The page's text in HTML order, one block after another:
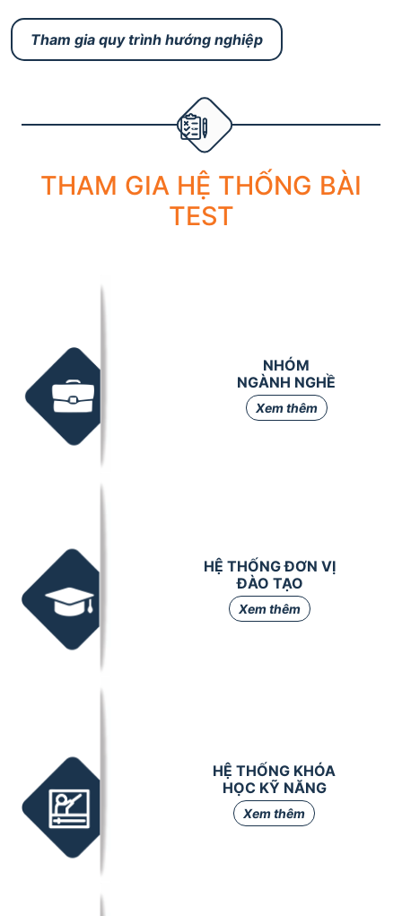
Tham gia quy trình hướng nghiệp
THAM GIA HỆ THỐNG BÀI
TEST
NHÓM
NGÀNH NGHỀ
Xem thêm
HỆ THỐNG ĐƠN VỊ
ĐÀO TẠO
Xem thêm
HỆ THỐNG KHÓA
HỌC KỸ NĂNG
Xem thêm